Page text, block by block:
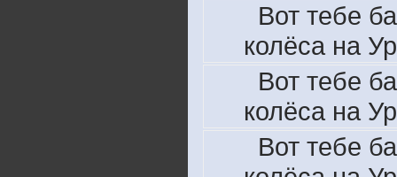
Вот тебе
колёса на
Вот тебе
колёса на
Вот тебе